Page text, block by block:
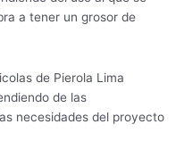
a tener un grosor de
de Pierola Lima
de las
necesidades del proyecto